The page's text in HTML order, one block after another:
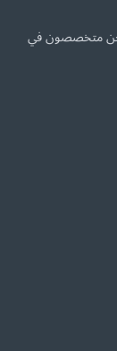
متخصصون في